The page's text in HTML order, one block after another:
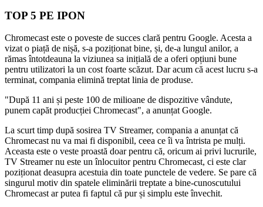
TOP 5 PE IPON
Chromecast este o poveste de succes clară pentru Google. Acesta a
vizat o piață de nișă, s-a poziționat bine, și, de-a lungul anilor, a
rămas întotdeauna la viziunea sa inițială de a oferi opțiuni bune
pentru utilizatori la un cost foarte scăzut. Dar acum că acest lucru s-a
terminat, compania elimină treptat linia de produse.
"După 11 ani și peste 100 de milioane de dispozitive vândute,
punem capăt producției Chromecast", a anunțat Google.
La scurt timp după sosirea TV Streamer, compania a anunțat că
Chromecast nu va mai fi disponibil, ceea ce îi va întrista pe mulți.
Aceasta este o veste proastă doar pentru că, oricum ai privi lucrurile,
TV Streamer nu este un înlocuitor pentru Chromecast, ci este clar
poziționat deasupra acestuia din toate punctele de vedere. Se pare că
singurul motiv din spatele eliminării treptate a bine-cunoscutului
Chromecast ar putea fi faptul că pur și simplu este învechit.